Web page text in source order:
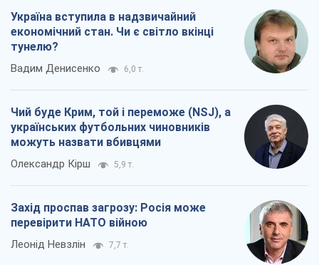
Україна вступила в надзвичайний
економічний стан. Чи є світло вкінці
тунелю?
Вадим Денисенко 6,0 т.
Чий буде Крим, той і переможе (NSJ), а
українських футбольних чиновників
можуть назвати вбивцями
Олександр Кірш 5,9 т.
Захід проспав загрозу: Росія може
перевірити НАТО війною
Леонід Невзлін 7,7 т.